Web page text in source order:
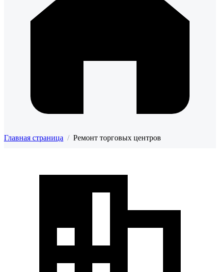
Главная страница / Ремонт торговых центров